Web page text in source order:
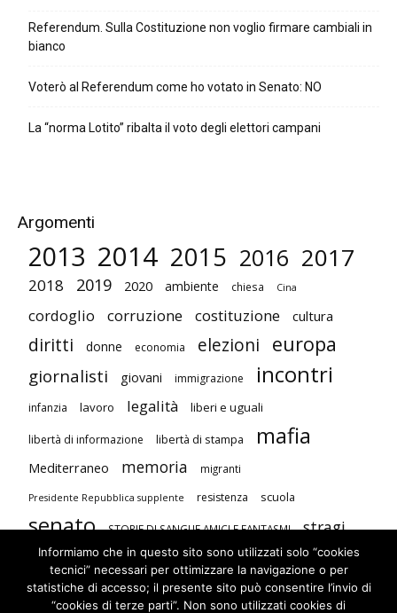
Referendum. Sulla Costituzione non voglio firmare cambiali in
bianco
Voterò al Referendum come ho votato in Senato: NO
La “norma Lotito” ribalta il voto degli elettori campani
Argomenti
2013 2014 2015 2016 2017
2018 2019 2020 ambiente chiesa Cina
cordoglio corruzione costituzione cultura
diritti donne economia elezioni europa
giornalisti giovani immigrazione incontri
infanzia lavoro legalità liberi e uguali
libertà di informazione libertà di stampa mafia
Mediterraneo memoria migranti
Presidente Repubblica supplente resistenza scuola
senato STORIE DI SANGUE AMICI E FANTASMI stragi
studenti terrorismo Unione Europea
violenza contro le donne visite
Informiamo che in questo sito sono utilizzati solo “cookies
tecnici” necessari per ottimizzare la navigazione o per
statistiche di accesso; il presente sito può consentire l’invio di
“cookies di terze parti”. Non sono utilizzati cookies di